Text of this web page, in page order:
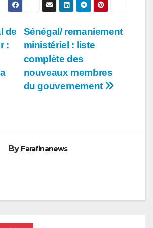
Sénégal/ remaniement
ministériel : liste
complète des
nouveaux membres
du gouvernement
de
:
By Farafinanews